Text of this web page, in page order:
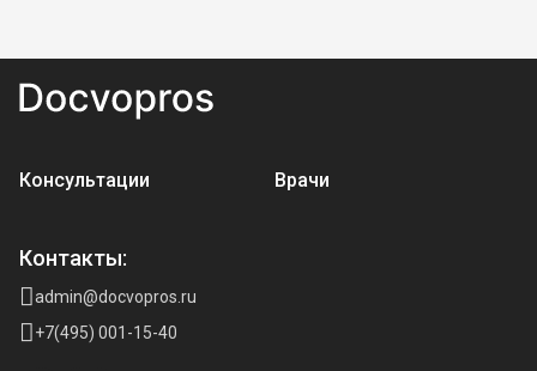
Консультации Врачи
Контакты:
admin@docvopros.ru
+7(495) 001-15-40